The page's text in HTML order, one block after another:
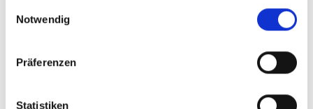
Notwendig
Präferenzen
Statistiken
Durchschnittliche Bewertung von 4
zzgl. Versandkosten
24,75 €